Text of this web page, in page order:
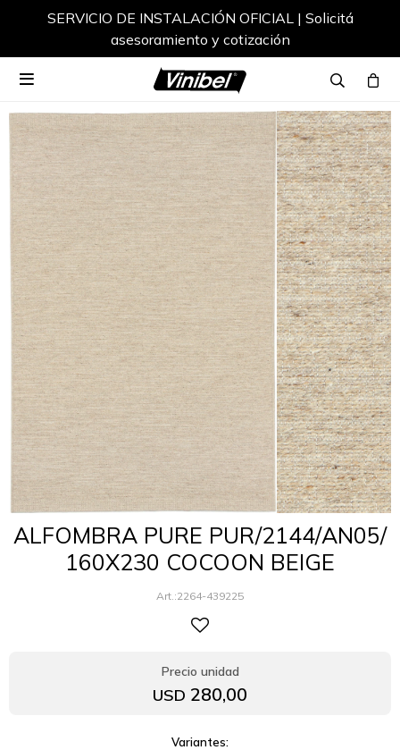
SERVICIO DE INSTALACIÓN OFICIAL | Solicitá
asesoramiento y cotización

ALFOMBRA PURE PUR/2144/AN05/
160X230 COCOON BEIGE
2264-439225
USD 280,00
Variantes: